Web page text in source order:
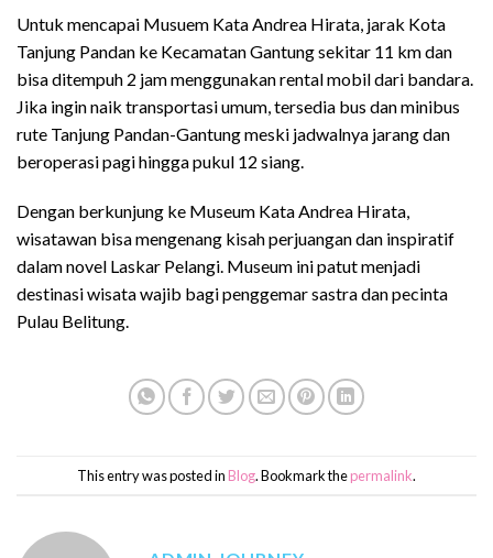
Untuk mencapai Musuem Kata Andrea Hirata, jarak Kota
Tanjung Pandan ke Kecamatan Gantung sekitar 11 km dan
bisa ditempuh 2 jam menggunakan rental mobil dari bandara.
Jika ingin naik transportasi umum, tersedia bus dan minibus
rute Tanjung Pandan-Gantung meski jadwalnya jarang dan
beroperasi pagi hingga pukul 12 siang.
Dengan berkunjung ke Museum Kata Andrea Hirata,
wisatawan bisa mengenang kisah perjuangan dan inspiratif
dalam novel Laskar Pelangi. Museum ini patut menjadi
destinasi wisata wajib bagi penggemar sastra dan pecinta
Pulau Belitung.
This entry was posted in Blog. Bookmark thepermalink.